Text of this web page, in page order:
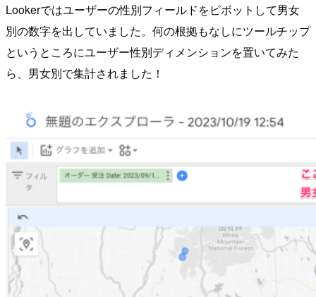
Lookerではユーザーの性別フィールドをピボットして男女
別の数字を出していました。何の根拠もなしにツールチップ
というところにユーザー性別ディメンションを置いてみた
ら、男女別で集計されました！